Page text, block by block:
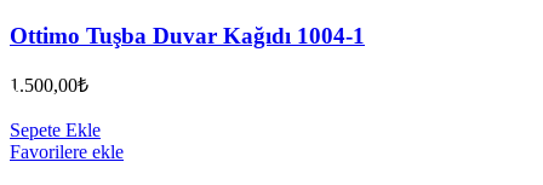
Ottimo Tuşba Duvar Kağıdı 1004-1
1.500,00₺
Sepete Ekle
Favorilere ekle